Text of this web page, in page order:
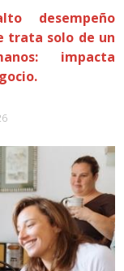
desempeño
trata solo de un
impacta